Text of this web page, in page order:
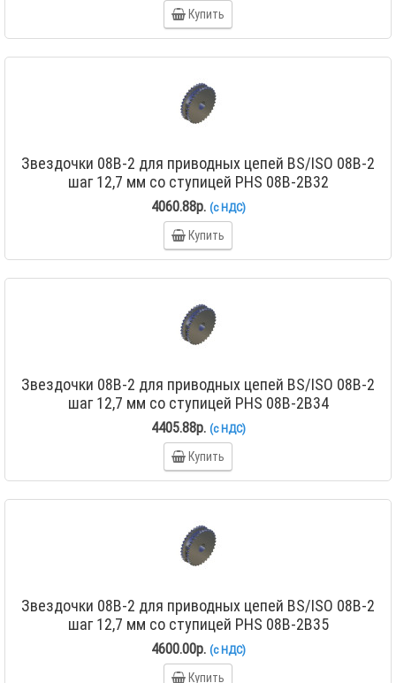
Купить
Звездочки 08B-2 для приводных цепей BS/ISO 08B-2
шаг 12,7 мм со ступицей PHS 08B-2B32
4060.88р. (с НДС)
Купить
Звездочки 08B-2 для приводных цепей BS/ISO 08B-2
шаг 12,7 мм со ступицей PHS 08B-2B34
4405.88р. (с НДС)
Купить
Звездочки 08B-2 для приводных цепей BS/ISO 08B-2
шаг 12,7 мм со ступицей PHS 08B-2B35
4600.00р. (с НДС)
Купить